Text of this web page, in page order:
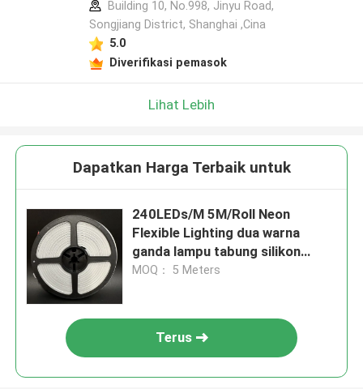
Building 10, No.998, Jinyu Road,
Songjiang District, Shanghai ,Cina
5.0
Diverifikasi pemasok
Lihat Lebih
Dapatkan Harga Terbaik untuk
240LEDs/M 5M/Roll Neon
Flexible Lighting dua warna
ganda lampu tabung silikon
dimm
MOQ： 5 Meters
Terus